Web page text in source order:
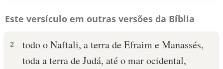
Este versículo em outras versões da Bíblia
2
todo o Naftali, a terra de Efraim e Manassés,
toda a terra de Judá, até o mar ocidental,